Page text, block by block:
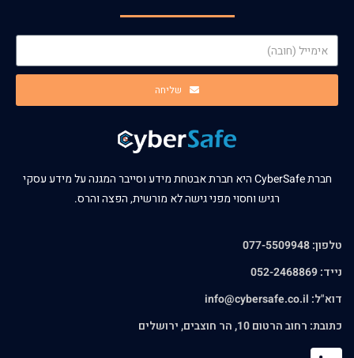
שליחה
חברת CyberSafe היא חברת אבטחת מידע וסייבר המגנה על מידע עסקי
רגיש וחסוי מפני גישה לא מורשית, הפצה והרס.
טלפון: 077-5509948
נייד: 052-2468869
דוא"ל: info@cybersafe.co.il
כתובת: רחוב הרטום 10, הר חוצבים, ירושלים